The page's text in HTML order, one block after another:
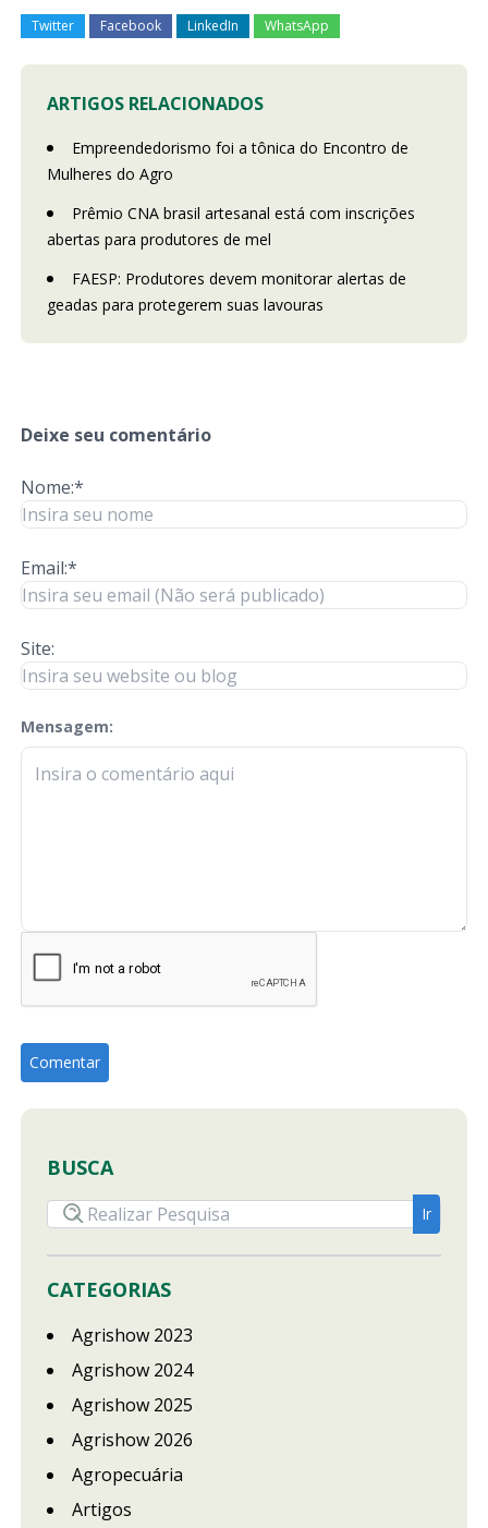
Twitter Facebook LinkedIn WhatsApp
ARTIGOS RELACIONADOS
Empreendedorismo foi a tônica do Encontro de
Mulheres do Agro
Prêmio CNA brasil artesanal está com inscrições
abertas para produtores de mel
FAESP: Produtores devem monitorar alertas de
geadas para protegerem suas lavouras
Deixe seu comentário
Nome:*
Email:*
Site:
Mensagem:
check-terms
BUSCA
CATEGORIAS
Agrishow 2023
Agrishow 2024
Agrishow 2025
Agrishow 2026
Agropecuária
Artigos